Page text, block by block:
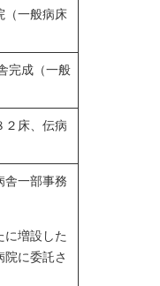
（一般病床
完成（一般
２床、伝病
舎一部事務
に増設した
院に委託さ